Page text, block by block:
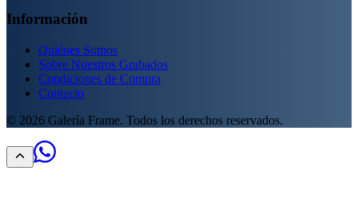
Información
Quiénes Somos
Sobre Nuestros Grabados
Condiciones de Compra
Contacto
© 2026 Galería Frame. Todos los derechos reservados.